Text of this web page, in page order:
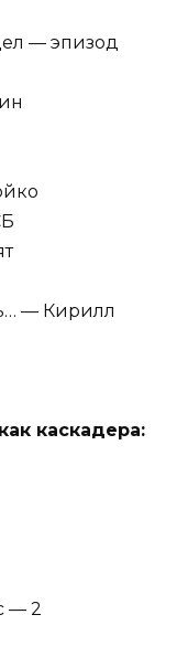
— эпизод
— Кирилл
каскадера:
— 2